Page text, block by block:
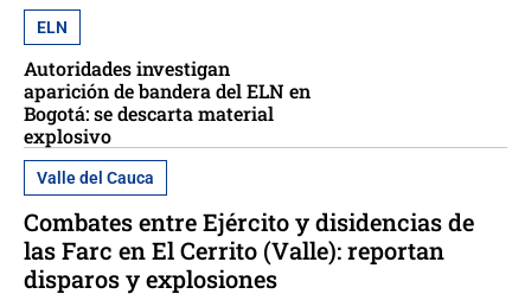
ELN
Autoridades investigan
aparición de bandera del ELN en
Bogotá: se descarta material
explosivo
Valle del Cauca
Combates entre Ejército y disidencias de
las Farc en El Cerrito (Valle): reportan
disparos y explosiones